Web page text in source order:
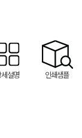
설명 인쇄샘플